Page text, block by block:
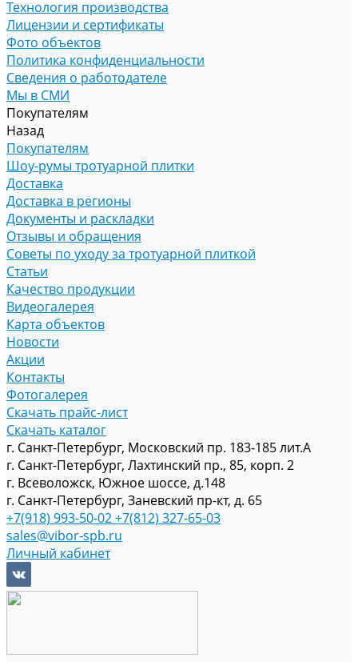
Технология производства
Лицензии и сертификаты
Фото объектов
Политика конфиденциальности
Сведения о работодателе
Мы в СМИ
Покупателям
Назад
Покупателям
Шоу-румы тротуарной плитки
Доставка
Доставка в регионы
Документы и раскладки
Отзывы и обращения
Советы по уходу за тротуарной плиткой
Статьи
Качество продукции
Видеогалерея
Карта объектов
Новости
Акции
Контакты
Фотогалерея
Скачать прайс-лист
Скачать каталог
г. Санкт-Петербург, Московский пр. 183-185 лит.А
г. Санкт-Петербург, Лахтинский пр., 85, корп. 2
г. Всеволожск, Южное шоссе, д.148
г. Санкт-Петербург, Заневский пр-кт, д. 65
+7(918) 993-50-02+7(812) 327-65-03
sales@vibor-spb.ru
Личный кабинет